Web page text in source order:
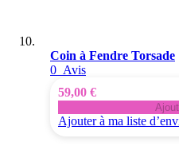
Coin à Fendre Torsade
0 Avis
59,00 €
Ajouter à ma liste